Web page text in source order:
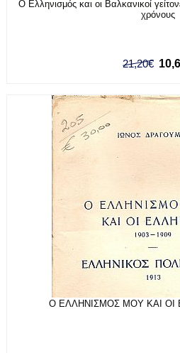
Ο Ελληνισμός και οι Βαλκανικοί
χρόνους
21,20€
Ο ΕΛΛΗΝΙΣΜΟΣ ΜΟΥ ΚΑΙ ΟΙ